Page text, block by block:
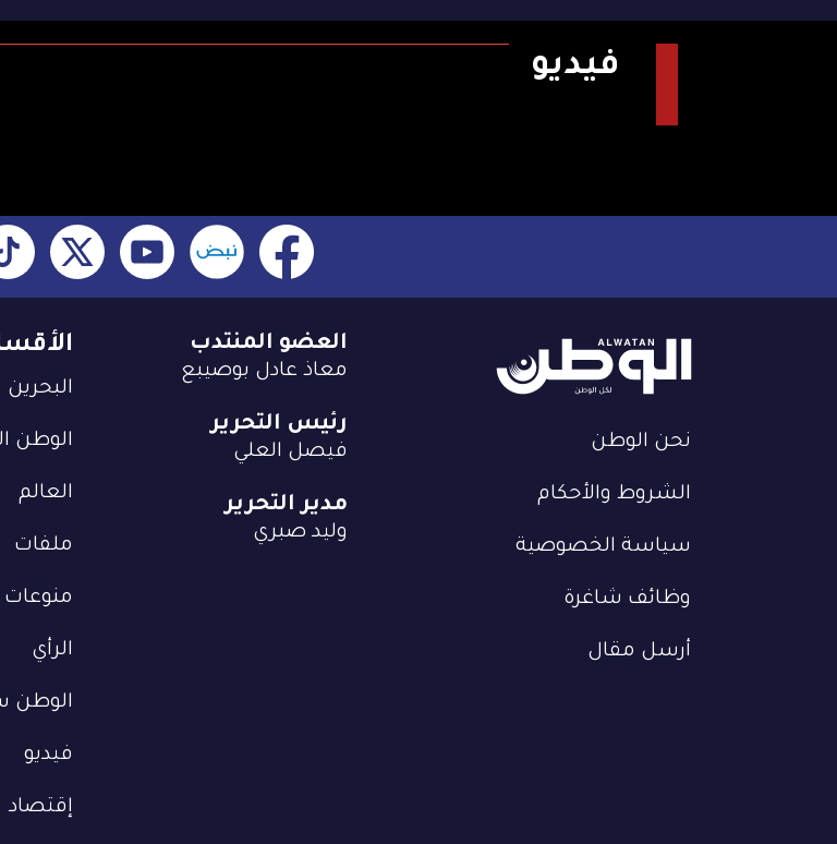
فيديو
نحن الوطن
الشروط والأحكام
سياسة الخصوصية
وظائف شاغرة
أرسل مقال
البحرين
الوطن
العالم
ملفات
منوعات
الرأي
الوطن
فيديو
إقتصاد
العضو المنتدب
معاذ عادل بوصيبع
رئيس التحرير
فيصل العلي
مدير التحرير
وليد صبري